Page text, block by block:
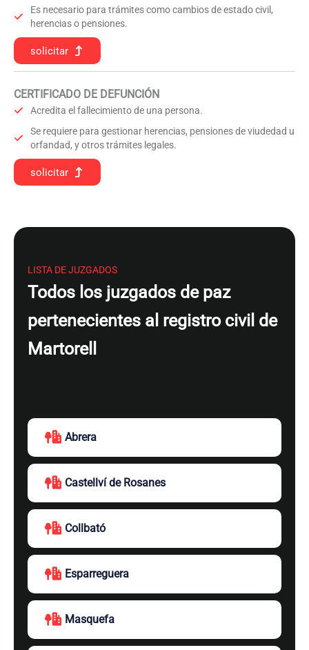
Es necesario para trámites como cambios de estado civil,
herencias o pensiones.
solicitar
CERTIFICADO DE DEFUNCIÓN
Acredita el fallecimiento de una persona.
Se requiere para gestionar herencias, pensiones de viudedad u
orfandad, y otros trámites legales.
solicitar
LISTA DE JUZGADOS
Todos los juzgados de paz
pertenecientes al registro civil de
Martorell
Abrera
Castellví de Rosanes
Collbató
Esparreguera
Masquefa